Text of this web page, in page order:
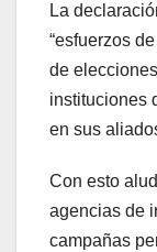
La
“esfuerzos
de
instituciones
en sus
Con esto
agencias de
campañas